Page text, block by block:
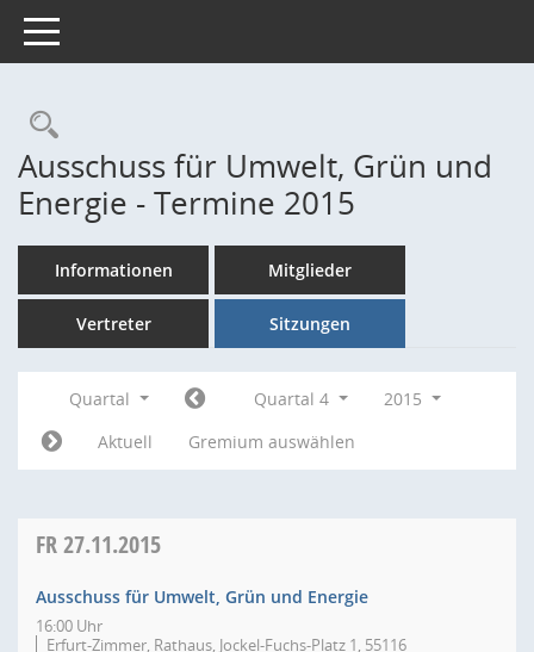
Toggle navigation
Rechercheauswahl
Ausschuss für Umwelt, Grün und
Energie - Termine 2015
Informationen Mitglieder
Vertreter Sitzungen
Quartal Quartal 4
2015
Aktuell
Gremium auswählen
FR27.11.2015
Ausschuss für Umwelt, Grün und Energie
16:00 Uhr
Erfurt-Zimmer, Rathaus, Jockel-Fuchs-Platz 1, 55116